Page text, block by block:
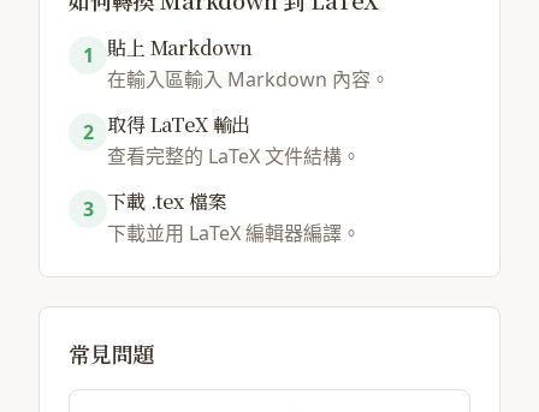
1 貼上 Markdown
在輸入區輸入 Markdown 內容。
2 取得 LaTeX 輸出
查看完整的 LaTeX 文件結構。
3 下載 .tex 檔案
下載並用 LaTeX 編輯器編譯。
常見問題